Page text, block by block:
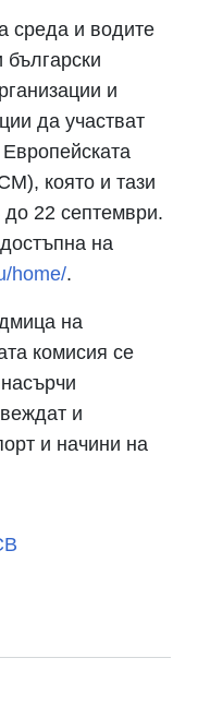
среда и водите
български
и
да участват
която и тази
22 септември.
на
home/.
на
комисия се
и
и начини на